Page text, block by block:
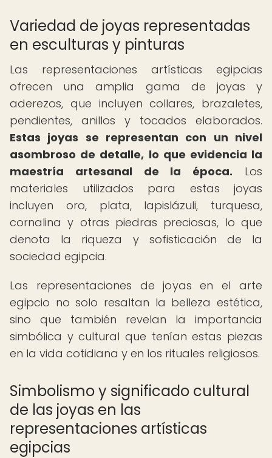
Variedad de joyas representadas
en esculturas y pinturas
Las representaciones artísticas egipcias
ofrecen una amplia gama de joyas y
aderezos, que incluyen collares, brazaletes,
pendientes, anillos y tocados elaborados.
Estas joyas se representan con un nivel
asombroso de detalle, lo que evidencia la
maestría artesanal de la época. Los
materiales utilizados para estas joyas
incluyen oro, plata, lapislázuli, turquesa,
cornalina y otras piedras preciosas, lo que
denota la riqueza y sofisticación de la
sociedad egipcia.
Las representaciones de joyas en el arte
egipcio no solo resaltan la belleza estética,
sino que también revelan la importancia
simbólica y cultural que tenían estas piezas
en la vida cotidiana y en los rituales religiosos.
Simbolismo y significado cultural
de las joyas en las
representaciones artísticas
egipcias